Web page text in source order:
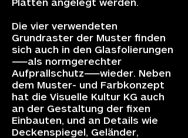
Platten angelegt werden.
Die vier verwendeten
Grundraster der Muster finden
sich auch in den Glasfolierungen
—als normgerechter
Aufprallschutz—wieder. Neben
dem Muster- und Farbkonzept
hat die Visuelle Kultur KG auch
an der Gestaltung der fixen
Einbauten, und an Details wie
Deckenspiegel, Geländer,